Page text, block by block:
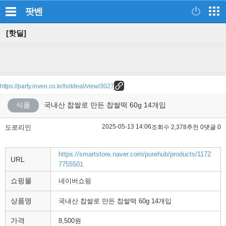
팟벤
[핫딜]
https://party.inven.co.kr/hotdeal/view/3027
식품 국내산 찹쌀로 만든 찹쌀떡 60g 14개입
도로리인 2025-05-13 14:06조회수 2,378추천 0댓글 0
URL
https://smartstore.naver.com/purehub/products/1172
7755501
쇼핑몰 네이버쇼핑
상품명 국내산 찹쌀로 만든 찹쌀떡 60g 14개입
가격 8,500원